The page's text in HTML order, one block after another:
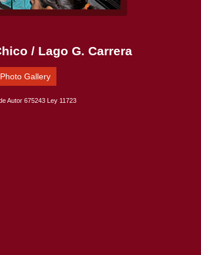
/ Lago G. Carrera
Gallery
Autor 675243 Ley 11723